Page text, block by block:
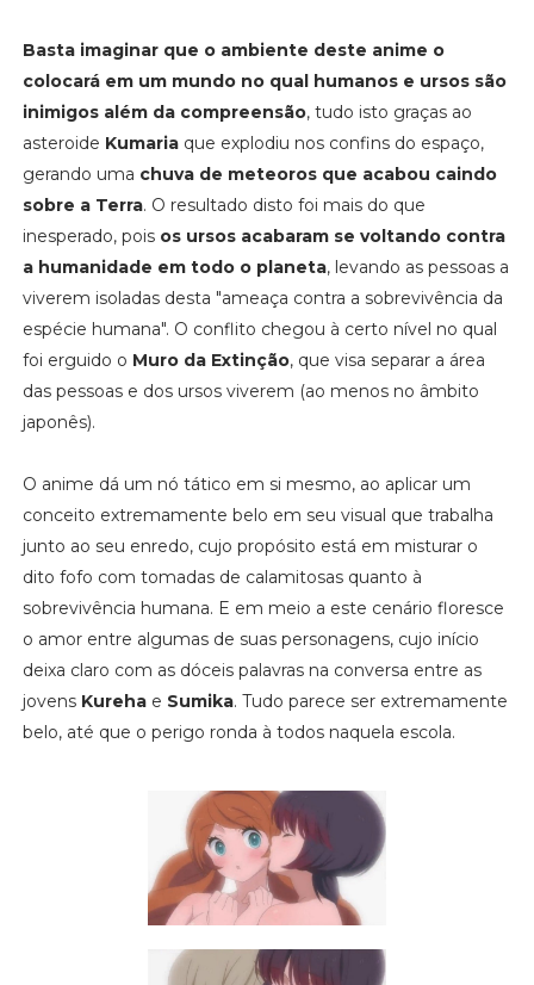
Basta imaginar que o ambiente deste anime o
colocará em um mundo no qual humanos e ursos são
inimigos além da compreensão, tudo isto graças ao
asteroide Kumariaque explodiu nos confins do espaço,
gerando uma chuva de meteoros que acabou caindo
sobre a Terra. O resultado disto foi mais do que
inesperado, pois os ursos acabaram se voltando contra
a humanidade em todo o planeta, levando as pessoas a
viverem isoladas desta "ameaça contra a sobrevivência da
espécie humana". O conflito chegou à certo nível no qual
foi erguido o Muro da Extinção, que visa separar a área
das pessoas e dos ursos viverem (ao menos no âmbito
japonês).
O anime dá um nó tático em si mesmo, ao aplicar um
conceito extremamente belo em seu visual que trabalha
junto ao seu enredo, cujo propósito está em misturar o
dito fofo com tomadas de calamitosas quanto à
sobrevivência humana. E em meio a este cenário floresce
o amor entre algumas de suas personagens, cujo início
deixa claro com as dóceis palavras na conversa entre as
jovens Kurehae Sumika. Tudo parece ser extremamente
belo, até que o perigo ronda à todos naquela escola.